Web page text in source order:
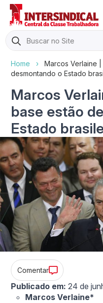
Search
for:
Home ›
Marcos Verlaine
desmontando o Estado
Marcos
base estão
Estado
Comentar
Publicado em: 24 de
Marcos Verlaine*